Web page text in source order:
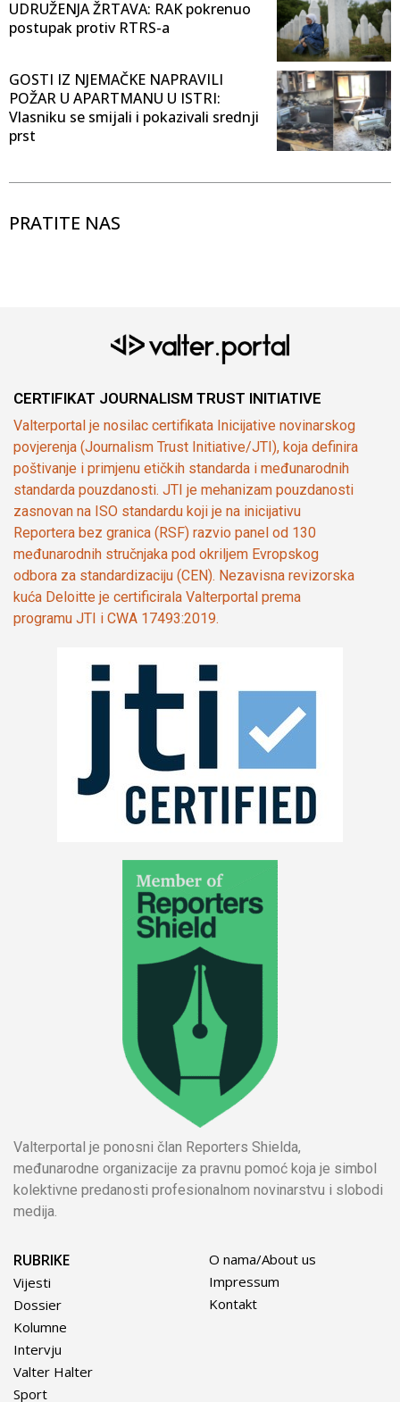
UDRUŽENJA ŽRTAVA: RAK pokrenuo
postupak protiv RTRS-a
GOSTI IZ NJEMAČKE NAPRAVILI
POŽAR U APARTMANU U ISTRI:
Vlasniku se smijali i pokazivali srednji
prst
PRATITE NAS
CERTIFIKAT JOURNALISM TRUST INITIATIVE
Valterportal je nosilac certifikata Inicijative novinarskog
povjerenja (Journalism Trust Initiative/JTI), koja definira
poštivanje i primjenu etičkih standarda i međunarodnih
standarda pouzdanosti. JTI je mehanizam pouzdanosti
zasnovan na ISO standardu koji je na inicijativu
Reportera bez granica (RSF) razvio panel od 130
međunarodnih stručnjaka pod okriljem Evropskog
odbora za standardizaciju (CEN). Nezavisna revizorska
kuća Deloitte je certificirala Valterportal prema
programu JTI i CWA 17493:2019.
Valterportal je ponosni član Reporters Shielda,
međunarodne organizacije za pravnu pomoć koja je simbol
kolektivne predanosti profesionalnom novinarstvu i slobodi
medija.
RUBRIKE
Vijesti
Dossier
Kolumne
Intervju
Valter Halter
Sport
O nama/About us
Impressum
Kontakt